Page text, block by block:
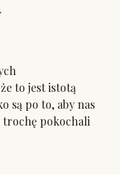
to jest istotą
są po to, aby nas
trochę pokochali